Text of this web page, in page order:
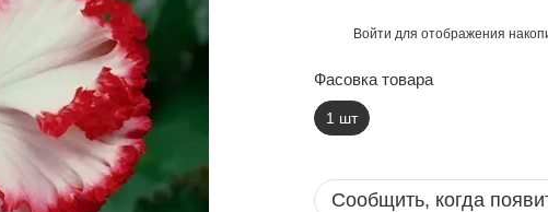
Войти для отображения
Фасовка товара
1 шт
Сообщить, когда